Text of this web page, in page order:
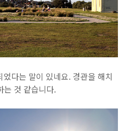
다는 말이 있네요. 경관을 해치
는 것 같습니다.